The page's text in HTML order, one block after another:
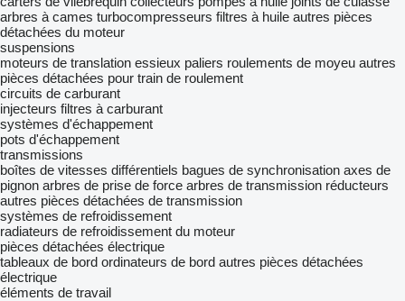
arbres à cames turbocompresseurs filtres à huile autres pièces
détachées du moteur
suspensions
moteurs de translation essieux paliers roulements de moyeu autres
pièces détachées pour train de roulement
circuits de carburant
injecteurs filtres à carburant
systèmes d'échappement
pots d'échappement
transmissions
boîtes de vitesses différentiels bagues de synchronisation axes de
pignon arbres de prise de force arbres de transmission réducteurs
autres pièces détachées de transmission
systèmes de refroidissement
radiateurs de refroidissement du moteur
pièces détachées électrique
tableaux de bord ordinateurs de bord autres pièces détachées
électrique
éléments de travail